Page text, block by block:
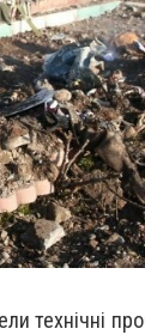
технічні